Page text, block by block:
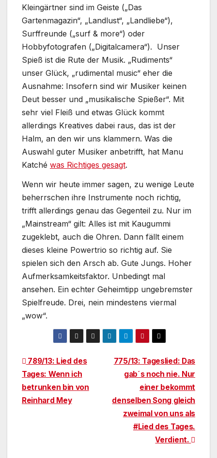
Kleingärtner sind im Geiste („Das
Gartenmagazin“, „Landlust“, „Landliebe“),
Surffreunde („surf & more“) oder
Hobbyfotografen („Digitalcamera“). Unser
Spieß ist die Rute der Musik. „Rudiments“
unser Glück, „rudimental music“ eher die
Ausnahme: Insofern sind wir Musiker keinen
Deut besser und „musikalische Spießer“. Mit
sehr viel Fleiß und etwas Glück kommt
allerdings Kreatives dabei raus, das ist der
Halm, an den wir uns klammern. Was die
Auswahl guter Musiker anbetrifft, hat Manu
Katché was Richtiges gesagt.
Wenn wir heute immer sagen, zu wenige Leute
beherrschen ihre Instrumente noch richtig,
trifft allerdings genau das Gegenteil zu. Nur im
„Mainstream“ gilt: Alles ist mit Kaugummi
zugeklebt, auch die Ohren. Dann fällt einem
dieses kleine Powertrio so richtig auf. Sie
spielen sich den Arsch ab. Gute Jungs. Hoher
Aufmerksamkeitsfaktor. Unbedingt mal
ansehen. Ein echter Geheimtipp ungebremster
Spielfreude. Drei, nein mindestens viermal
„wow“.
Beitragsnavigation
775/13: Tageslied: Das
gab´s noch nie. Nur
einer bekommt
denselben Song gleich
zweimal von uns als
#Lied des Tages.
Verdient.
789/13: Lied des
Tages: Wenn ich
betrunken bin von
Reinhard Mey